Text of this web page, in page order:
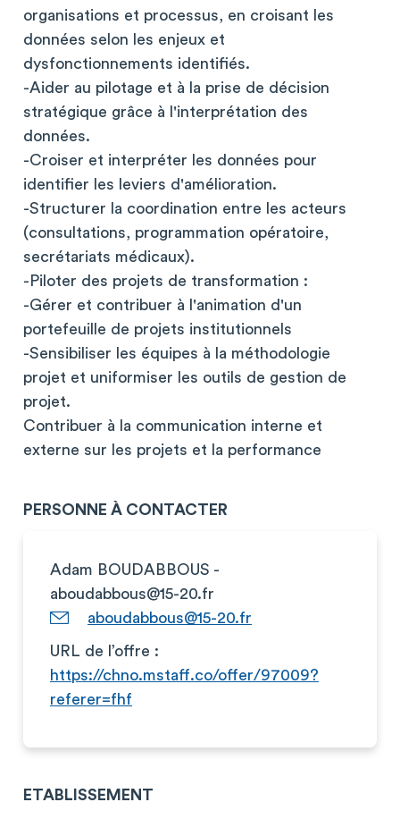
organisations et processus, en croisant les
données selon les enjeux et
dysfonctionnements identifiés.
-Aider au pilotage et à la prise de décision
stratégique grâce à l'interprétation des
données.
-Croiser et interpréter les données pour
identifier les leviers d'amélioration.
-Structurer la coordination entre les acteurs
(consultations, programmation opératoire,
secrétariats médicaux).
-Piloter des projets de transformation :
-Gérer et contribuer à l'animation d'un
portefeuille de projets institutionnels
-Sensibiliser les équipes à la méthodologie
projet et uniformiser les outils de gestion de
projet.
Contribuer à la communication interne et
externe sur les projets et la performance
PERSONNE À CONTACTER
Adam BOUDABBOUS -
aboudabbous@15-20.fr
aboudabbous@15-20.fr
URL de l’offre :
https://chno.mstaff.co/offer/97009?
referer=fhf
ETABLISSEMENT